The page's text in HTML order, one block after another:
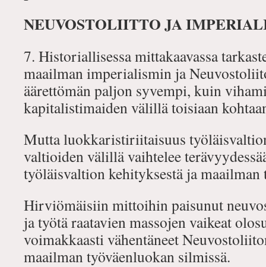
NEUVOSTOLIITTO JA
7. Historiallisessa mittakaavassa
maailman imperialismin ja
äärettömän paljon syvempi, kuin
kapitalistimaiden välillä toisiaan
Mutta luokkaristiriitaisuus
valtioiden välillä vaihtelee
työläisvaltion kehityksestä ja
Hirviömäisiin mittoihin paisunut
ja työtä raatavien massojen vaikeat
voimakkaasti vähentäneet
maailman työväenluokan silmissä.